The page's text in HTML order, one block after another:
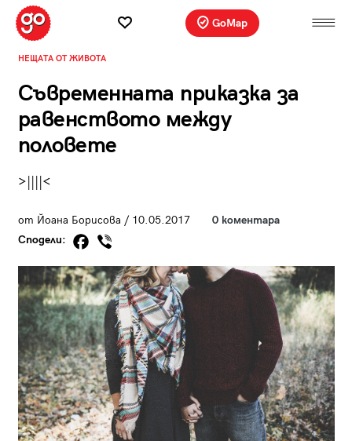
GoMap
НЕЩАТА ОТ ЖИВОТА
Съвременната приказка за
равенството между
половете
>||||<
от Йоана Борисова / 10.05.2017
0 коментара
Сподели: